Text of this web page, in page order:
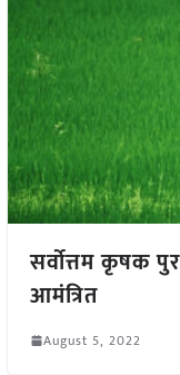
सर्वोत्तम कृषक
आमंत्रित
August 5, 2022